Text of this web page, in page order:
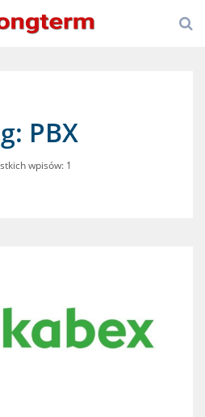
PBX
wpisów: 1